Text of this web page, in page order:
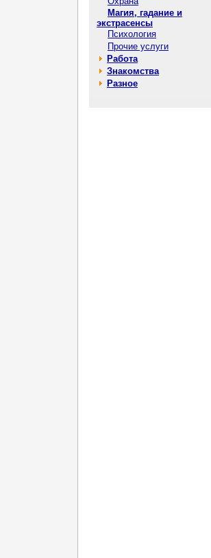
Магия, гадание и
экстрасенсы
Психология
Прочие услуги
Работа
Знакомства
Разное